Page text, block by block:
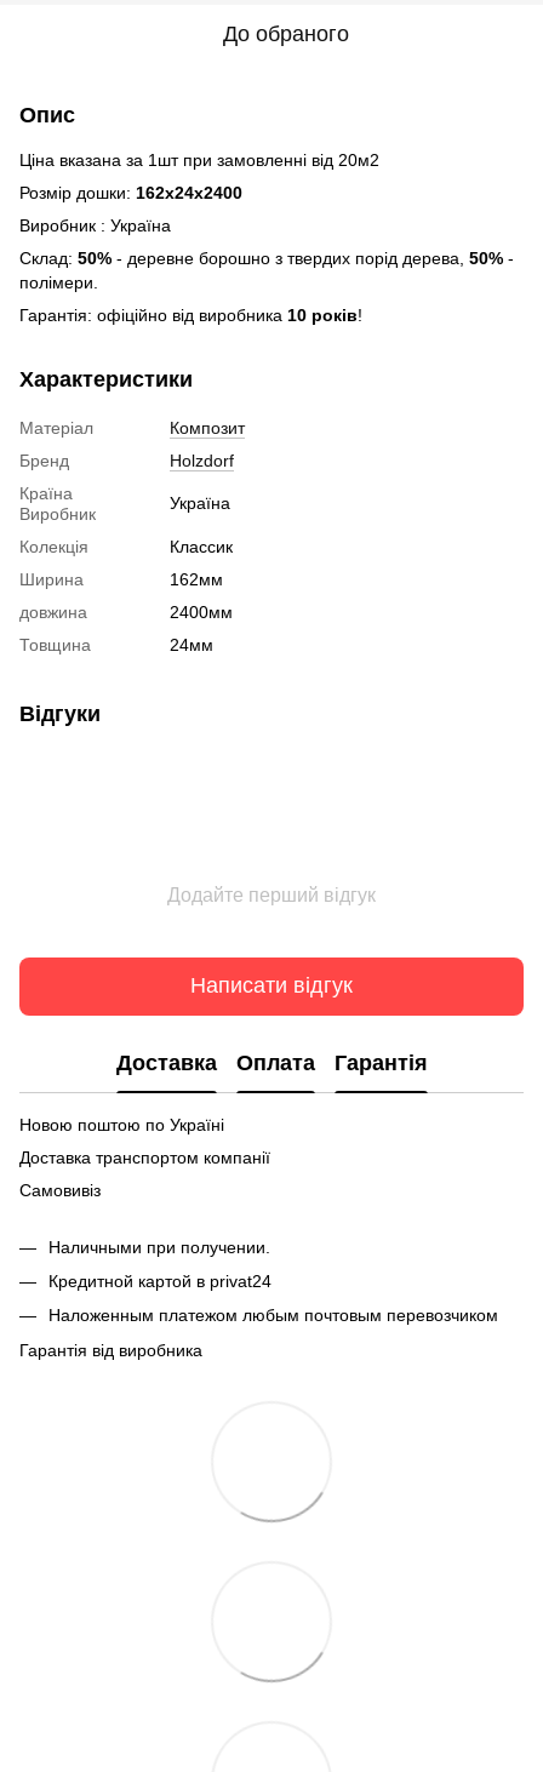
До обраного
Опис
Ціна вказана за 1шт при замовленні від 20м2
Розмір дошки: 162х24х2400
Виробник : Україна
Склад: 50% - деревне борошно з твердих порід дерева, 50% -
полімери.
Гарантія: офіційно від виробника 10 років!
Характеристики
Матеріал
Композит
Бренд
Holzdorf
Країна
Виробник
Україна
Колекція
Классик
Ширина
162мм
довжина
2400мм
Товщина
24мм
Відгуки
Додайте перший відгук
Написати відгук
Доставка Оплата Гарантія
Новою поштою по Україні
Доставка транспортом компанії
Самовивіз
Наличными при получении.
Кредитной картой в privat24
Наложенным платежом любым почтовым перевозчиком
Гарантія від виробника